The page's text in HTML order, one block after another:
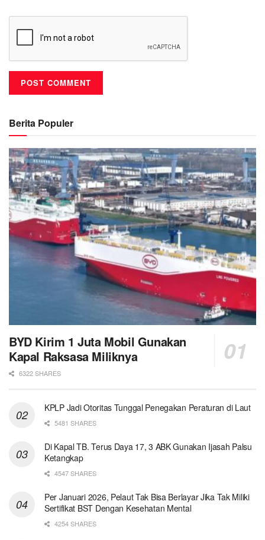
Berita Populer
BYD Kirim 1 Juta Mobil Gunakan
Kapal Raksasa Miliknya
6322 SHARES
KPLP Jadi Otoritas Tunggal Penegakan Peraturan di Laut
5481 SHARES
Di Kapal TB. Terus Daya 17, 3 ABK Gunakan Ijasah Palsu
Ketangkap
4547 SHARES
Per Januari 2026, Pelaut Tak Bisa Berlayar Jika Tak Miliki
Sertifikat BST Dengan Kesehatan Mental
4254 SHARES